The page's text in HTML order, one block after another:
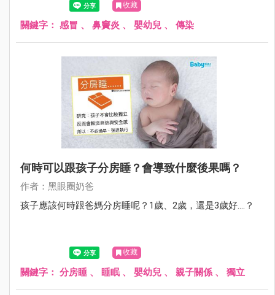
收藏
關鍵字： 感冒 、 鼻竇炎 、 嬰幼兒 、 傳染
何時可以跟孩子分房睡？會導致什麼後果嗎？
作者：黑眼圈奶爸
孩子應該何時跟爸媽分房睡呢？1歲、2歲，還是3歲好....？
收藏
關鍵字： 分房睡 、 睡眠、 嬰幼兒 、 親子關係 、 獨立